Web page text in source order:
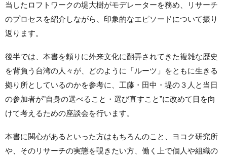
当したロフトワークの堤大樹がモデレーターを務め、リサーチ
のプロセスを紹介しながら、印象的なエピソードについて振り
返ります。
後半では、本書を頼りに外来文化に翻弄されてきた複雑な歴史
を背負う台湾の人々が、どのように「ルーツ」をともに生きる
拠り所としているのかを参考に、工藤・田中・堤の３人と当日
の参加者が”自身の選べること・選び直すこと”に改めて目を向
けて考えるための座談会を行います。
本書に関心があるといった方はもちろんのこと、ヨコク研究所
や、そのリサーチの実態を覗きたい方、働く上で個人や組織の